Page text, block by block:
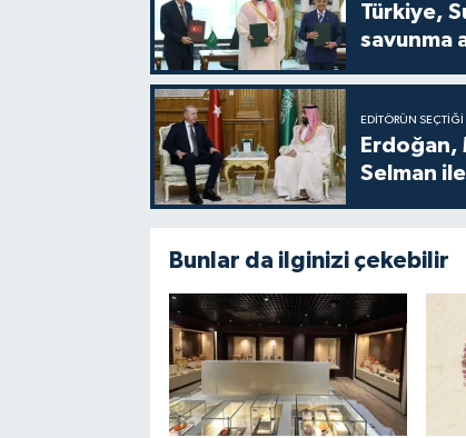
Türkiye,
savunma
EDITÖRÜN SEÇTIĞI
Erdoğan,
Selman
Bunlar da ilginizi çekebilir